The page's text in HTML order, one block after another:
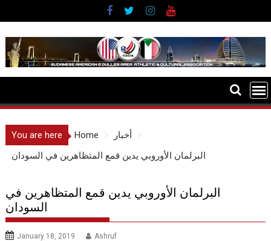
to
content
You are here Home
أخبار
البرلمان الأوروبي يدين قمع المتظاهرين في السودان
البرلمان الأوروبي يدين قمع المتظاهرين في
السودان
January 18, 2019 Ashruf